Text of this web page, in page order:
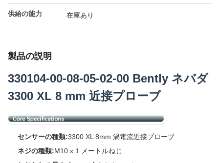
供給の能力 在庫あり
製品の説明
330104-00-08-05-02-00 Bently ネバダ
3300 XL 8 mm 近接プローブ
センサーの種類:3300 XL 8mm 渦電流近接プローブ
ネジの種類:M10 x 1 メートルねじ